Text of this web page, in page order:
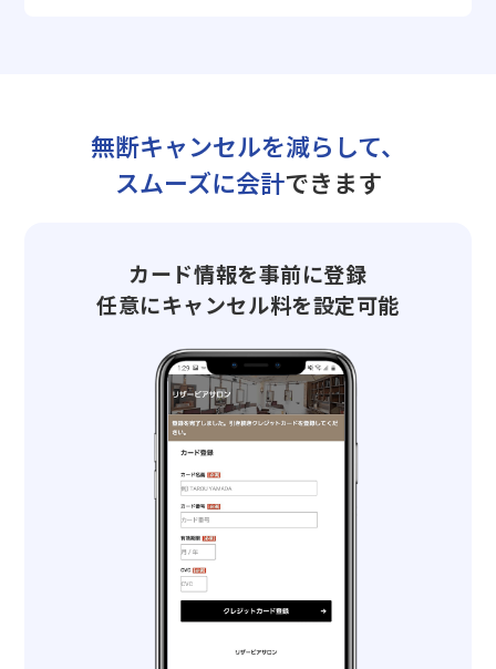
無断キャンセルを減らして、
スムーズに会計できます
カード情報を事前に登録
任意にキャンセル料を設定可能